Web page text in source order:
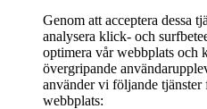
Genom att acceptera dessa
analysera klick- och
optimera vår webbplats och
övergripande
använder vi följande tjänster
webbplats: